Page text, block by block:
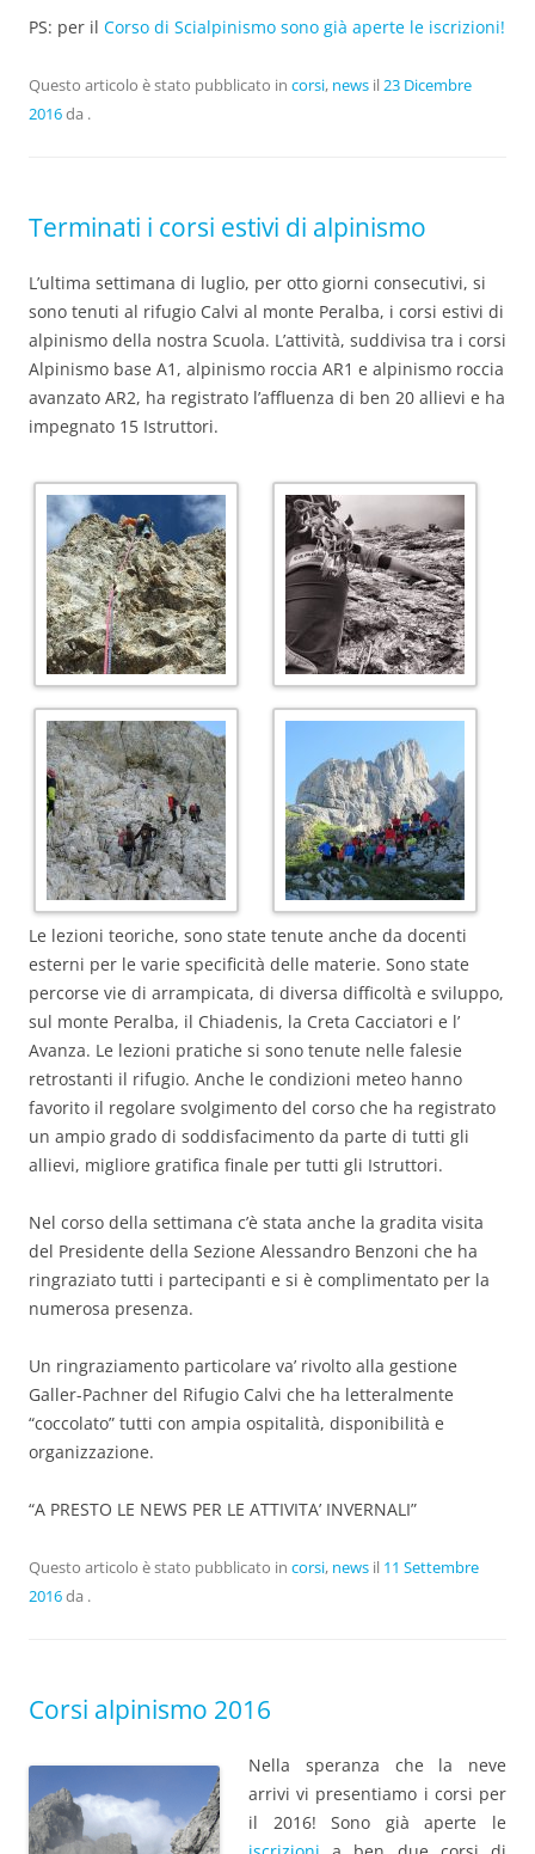
PS: per il Corso di Scialpinismo sono già aperte le iscrizioni!
Questo articolo è stato pubblicato in corsi, news il23 Dicembre
2016da .
Terminati i corsi estivi di alpinismo
L’ultima settimana di luglio, per otto giorni consecutivi, si
sono tenuti al rifugio Calvi al monte Peralba, i corsi estivi di
alpinismo della nostra Scuola. L’attività, suddivisa tra i corsi
Alpinismo base A1, alpinismo roccia AR1 e alpinismo roccia
avanzato AR2, ha registrato l’affluenza di ben 20 allievi e ha
impegnato 15 Istruttori.
Le lezioni teoriche, sono state tenute anche da docenti
esterni per le varie specificità delle materie. Sono state
percorse vie di arrampicata, di diversa difficoltà e sviluppo,
sul monte Peralba, il Chiadenis, la Creta Cacciatori e l’
Avanza. Le lezioni pratiche si sono tenute nelle falesie
retrostanti il rifugio. Anche le condizioni meteo hanno
favorito il regolare svolgimento del corso che ha registrato
un ampio grado di soddisfacimento da parte di tutti gli
allievi, migliore gratifica finale per tutti gli Istruttori.
Nel corso della settimana c’è stata anche la gradita visita
del Presidente della Sezione Alessandro Benzoni che ha
ringraziato tutti i partecipanti e si è complimentato per la
numerosa presenza.
Un ringraziamento particolare va’ rivolto alla gestione
Galler-Pachner del Rifugio Calvi che ha letteralmente
“coccolato” tutti con ampia ospitalità, disponibilità e
organizzazione.
“A PRESTO LE NEWS PER LE ATTIVITA’ INVERNALI”
Questo articolo è stato pubblicato in corsi, news il 11 Settembre
2016da .
Corsi alpinismo 2016
Nella speranza che la neve
arrivi vi presentiamo i corsi per
il 2016! Sono già aperte le